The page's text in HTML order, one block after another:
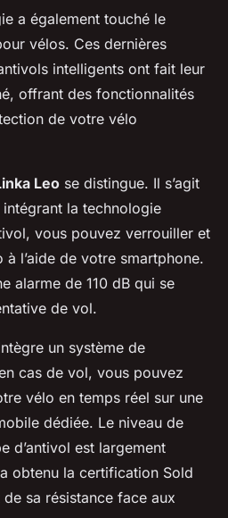
a également touché le
vélos. Ces dernières
intelligents ont fait leur
offrant des fonctionnalités
de votre vélo
Leo se distingue. Il s’agit
la technologie
vous pouvez verrouiller et
l’aide de votre smartphone.
alarme de 110 dB qui se
de vol.
un système de
cas de vol, vous pouvez
vélo en temps réel sur une
dédiée. Le niveau de
d’antivol est largement
obtenu la certification Sold
sa résistance face aux